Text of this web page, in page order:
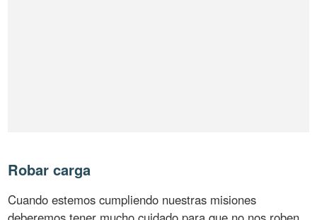
Robar carga
Cuando estemos cumpliendo nuestras misiones